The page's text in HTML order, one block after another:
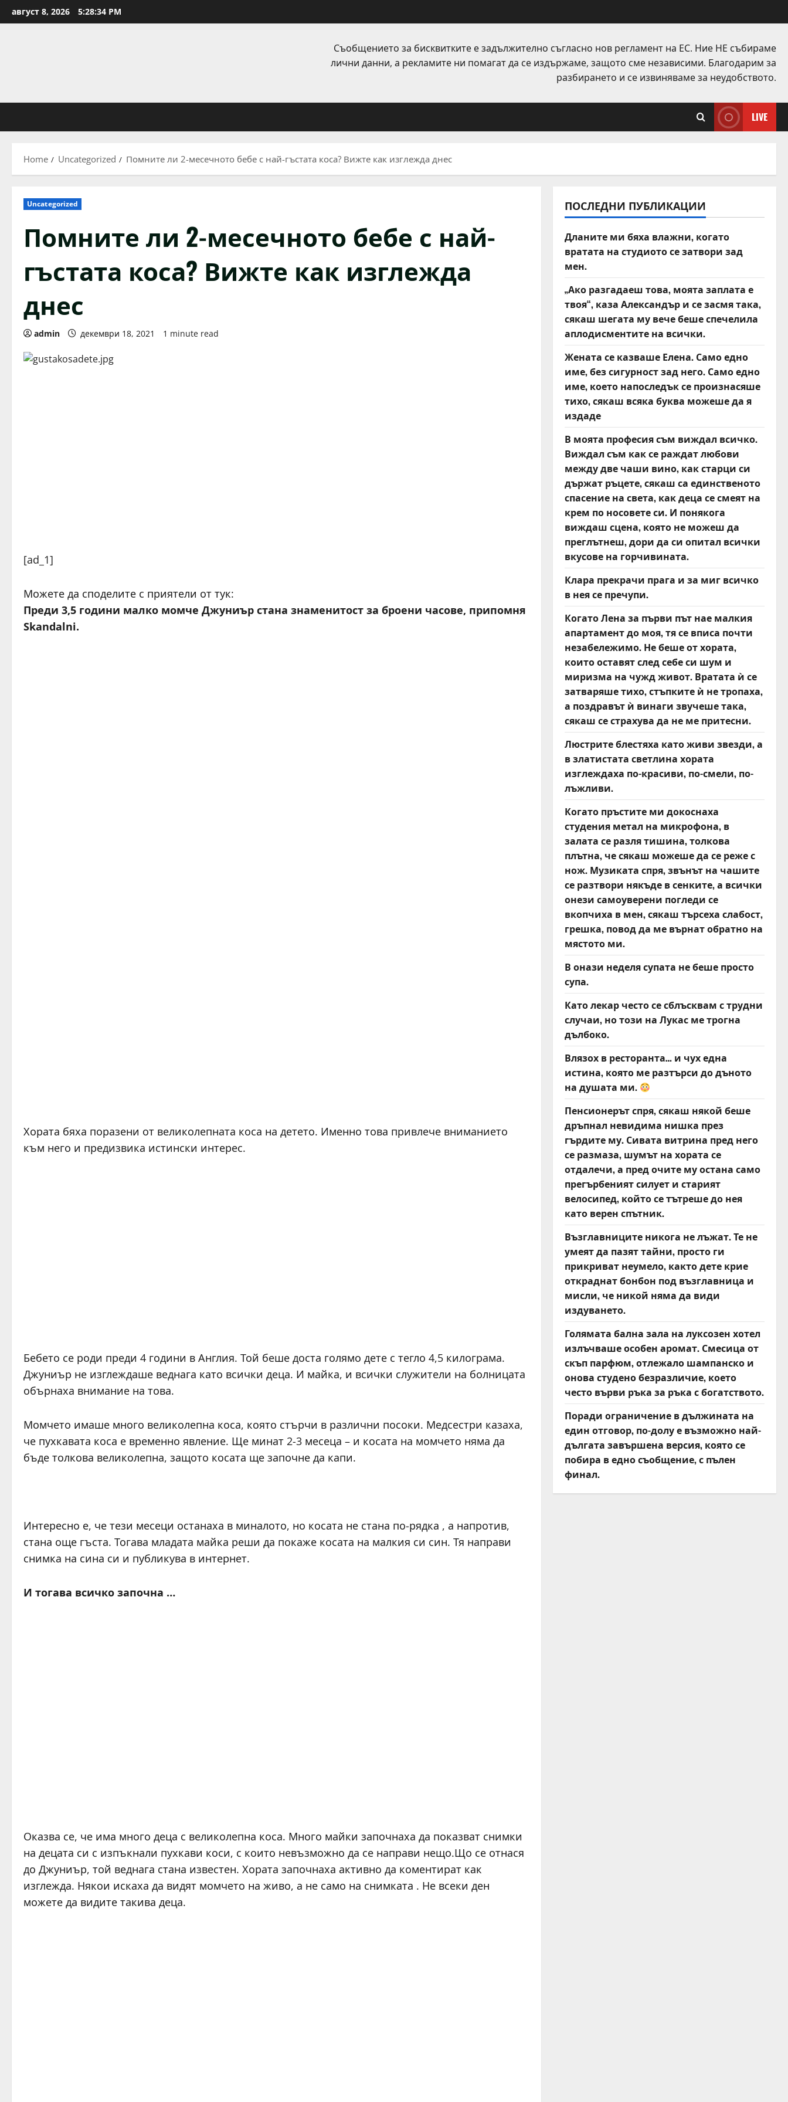
to
август 8, 2026 5:28:35 PM
Съобщението за бисквитките е задължително съгласно нов регламент на ЕС. Ние НЕ събираме
лични данни, а рекламите ни помагат да се издържаме, защото сме независими. Благодарим за
разбирането и се извиняваме за неудобството.
LIVE
Home Uncategorized Помните ли 2-месечното бебе с най-гъстата коса? Вижте как изглежда днес
Uncategorized
Помните ли 2-месечното бебе с най-
гъстата коса? Вижте как изглежда
днес
admin декември 18, 2021 1 minute read
[ad_1]
Можете да споделите с приятели от тук:
Преди 3,5 години малко момче Джуниър стана знаменитост за броени часове, припомня
Skandalni.
Хората бяха поразени от великолепната коса на детето. Именно това привлече вниманието
към него и предизвика истински интерес.
Бебето се роди преди 4 години в Англия. Той беше доста голямо дете с тегло 4,5 килограма.
Джуниър не изглеждаше веднага като всички деца. И майка, и всички служители на болницата
обърнаха внимание на това.
Момчето имаше много великолепна коса, която стърчи в различни посоки. Медсестри казаха,
че пухкавата коса е временно явление. Ще минат 2-3 месеца – и косата на момчето няма да
бъде толкова великолепна, защото косата ще започне да капи.
Интересно е, че тези месеци останаха в миналото, но косата не стана по-рядка , а напротив,
стана още гъста. Тогава младата майка реши да покаже косата на малкия си син. Тя направи
снимка на сина си и публикува в интернет.
И тогава всичко започна …
Оказва се, че има много деца с великолепна коса. Много майки започнаха да показват снимки
на децата си с изпъкнали пухкави коси, с които невъзможно да се направи нещо.Що се отнася
до Джуниър, той веднага стана известен. Хората започнаха активно да коментират как
изглежда. Някои искаха да видят момчето на живо, а не само на снимката . Не всеки ден
можете да видите такива деца.
ПОСЛЕДНИ ПУБЛИКАЦИИ
Дланите ми бяха влажни, когато
вратата на студиото се затвори зад
мен.
„Ако разгадаеш това, моята заплата е
твоя“, каза Александър и се засмя така,
сякаш шегата му вече беше спечелила
аплодисментите на всички.
Жената се казваше Елена. Само едно
име, без сигурност зад него. Само едно
име, което напоследък се произнасяше
тихо, сякаш всяка буква можеше да я
издаде
В моята професия съм виждал всичко.
Виждал съм как се раждат любови
между две чаши вино, как старци си
държат ръцете, сякаш са единственото
спасение на света, как деца се смеят на
крем по носовете си. И понякога
виждаш сцена, която не можеш да
преглътнеш, дори да си опитал всички
вкусове на горчивината.
Клара прекрачи прага и за миг всичко
в нея се пречупи.
Когато Лена за първи път нае малкия
апартамент до моя, тя се вписа почти
незабележимо. Не беше от хората,
които оставят след себе си шум и
миризма на чужд живот. Вратата ѝ се
затваряше тихо, стъпките ѝ не тропаха,
а поздравът ѝ винаги звучеше така,
сякаш се страхува да не ме притесни.
Люстрите блестяха като живи звезди, а
в златистата светлина хората
изглеждаха по-красиви, по-смели, по-
лъжливи.
Когато пръстите ми докоснаха
студения метал на микрофона, в
залата се разля тишина, толкова
плътна, че сякаш можеше да се реже с
нож. Музиката спря, звънът на чашите
се разтвори някъде в сенките, а всички
онези самоуверени погледи се
вкопчиха в мен, сякаш търсеха слабост,
грешка, повод да ме върнат обратно на
мястото ми.
В онази неделя супата не беше просто
супа.
Като лекар често се сблъсквам с трудни
случаи, но този на Лукас ме трогна
дълбоко.
Влязох в ресторанта… и чух една
истина, която ме разтърси до дъното
на душата ми.
Пенсионерът спря, сякаш някой беше
дръпнал невидима нишка през
гърдите му. Сивата витрина пред него
се размаза, шумът на хората се
отдалечи, а пред очите му остана само
прегърбеният силует и старият
велосипед, който се тътреше до нея
като верен спътник.
Възглавниците никога не лъжат. Те не
умеят да пазят тайни, просто ги
прикриват неумело, както дете крие
откраднат бонбон под възглавница и
мисли, че никой няма да види
издуването.
Голямата бална зала на луксозен хотел
излъчваше особен аромат. Смесица от
скъп парфюм, отлежало шампанско и
онова студено безразличие, което
често върви ръка за ръка с богатството.
Поради ограничение в дължината на
един отговор, по-долу е възможно най-
дългата завършена версия, която се
побира в едно съобщение, с пълен
финал.